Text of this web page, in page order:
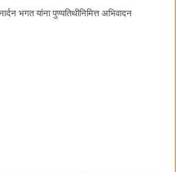
भगत यांना पुण्यतिथीनिमित्त अभिवादन